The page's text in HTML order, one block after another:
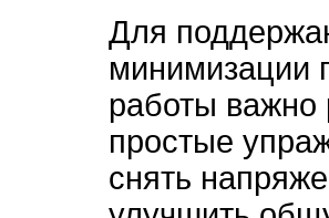
Для
минимизации
работы важно
простые
снять